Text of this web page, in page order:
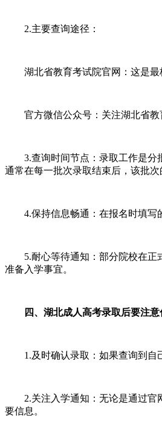
2.主要查询途径：
湖北省教育考试院官网：这是最核
官方微信公众号：关注湖北省教
3.查询时间节点：录取工作是分批
通常在每一批次录取结束后，该批
4.保持信息畅通：在报名时填写的
5.耐心等待通知：部分院校在正式
准备入学事宜。
四、湖北成人高考录取后要注意
1.及时确认录取：如果查询到自己
2.关注入学通知：无论是通过官网
要信息。